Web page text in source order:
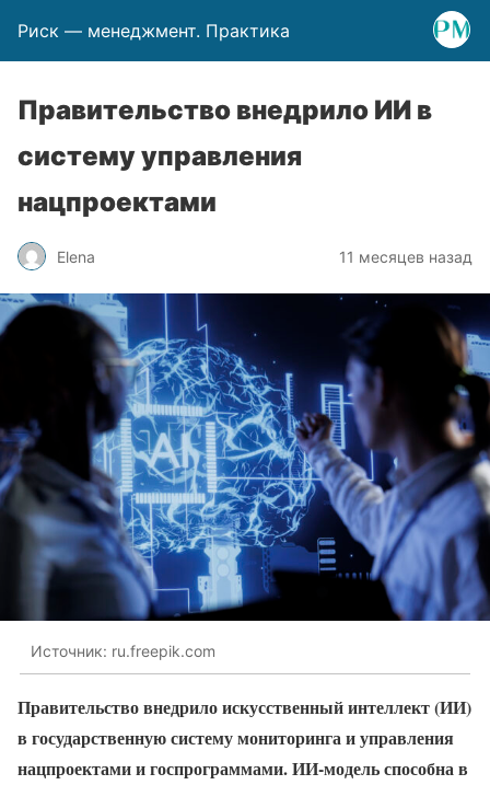
Риск — менеджмент. Практика
Правительство внедрило ИИ в
систему управления
нацпроектами
Elena 11 месяцев назад
Источник: ru.freepik.com
Правительство внедрило искусственный интеллект (ИИ)
в государственную систему мониторинга и управления
нацпроектами и госпрограммами. ИИ-модель способна в